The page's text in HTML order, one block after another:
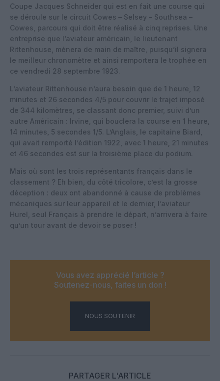
Coupe Jacques Schneider qui est en fait une course qui
se déroule sur le circuit Cowes – Selsey – Southsea –
Cowes, parcours qui doit être réalisé à cinq reprises. Une
entreprise que l’aviateur américain, le lieutenant
Rittenhouse, mènera de main de maître, puisqu’il signera
le meilleur chronomètre et ainsi remportera le trophée en
ce vendredi 28 septembre 1923.
L’aviateur Rittenhouse n’aura besoin que de 1 heure, 12
minutes et 26 secondes 4/5 pour couvrir le trajet imposé
de 344 kilomètres, se classant donc premier, suivi d’un
autre Américain : Irvine, qui bouclera la course en 1 heure,
14 minutes, 5 secondes 1/5. L’Anglais, le capitaine Biard,
qui avait remporté l’édition 1922, avec 1 heure, 21 minutes
et 46 secondes est sur la troisième place du podium.
Mais où sont les trois représentants français dans le
classement ? Eh bien, du côté tricolore, c’est la grosse
déception : deux ont abandonné à cause de problèmes
mécaniques sur leur appareil et le dernier, l’aviateur
Hurel, seul Français à prendre le départ, n’arrivera à faire
qu’un tour avant de devoir se poser !
Vous avez apprécié l’article ?
Soutenez-nous, faites un don !
NOUS SOUTENIR
PARTAGER L'ARTICLE